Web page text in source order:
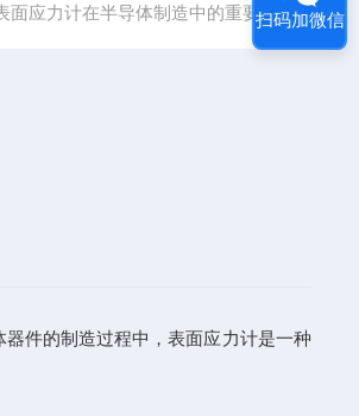
面应力计在半导体制造中的重要性
件的制造过程中，表面应力计是一种
扫码加微信